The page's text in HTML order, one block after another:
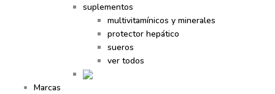
suplementos
multivitamínicos y minerales
protector hepático
sueros
ver todos
Marcas